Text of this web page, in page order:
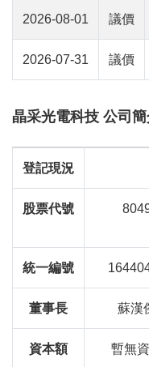
2026-08-01 議價
2026-07-31 議價
晶采光電科技 公司
登記現況
股票代號
統一編號
董事長 蘇漢
資本額 暫無